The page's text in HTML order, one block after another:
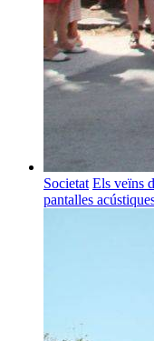
Societat Els veïns
pantalles